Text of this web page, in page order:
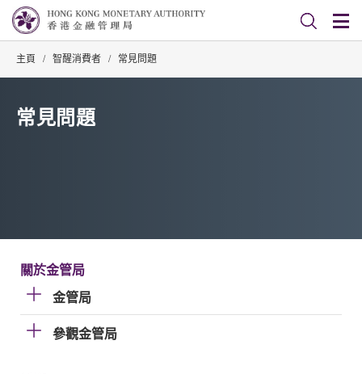
主頁 / 智醒消費者 / 常見問題
常見問題
關於金管局
金管局
參觀金管局